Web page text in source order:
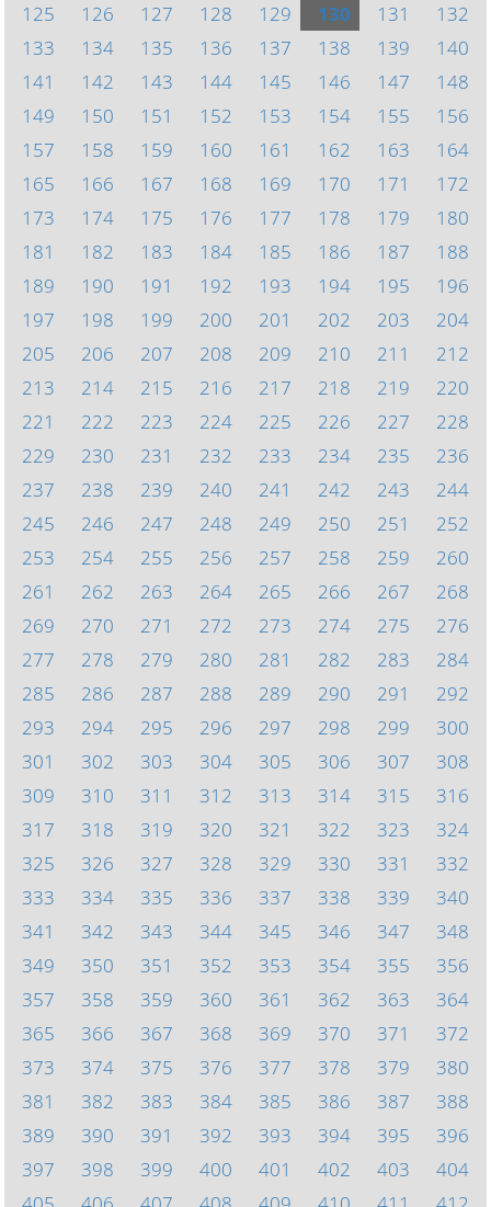
125
126 127 128 129 130 131
132
133
134 135 136 137 138 139
140
141
142 143 144 145 146 147
148
149
150 151 152 153 154 155
156
157
158 159 160 161 162 163
164
165
166 167 168 169 170 171
172
173
174 175 176 177 178 179
180
181
182 183 184 185 186 187
188
189
190 191 192 193 194 195
196
197
198 199 200 201 202 203
204
205
206 207 208 209 210 211
212
213
214 215 216 217 218 219
220
221
222 223 224 225 226 227
228
229
230 231 232 233 234 235
236
237
238 239 240 241 242 243
244
245
246 247 248 249 250 251
252
253
254 255 256 257 258 259
260
261
262 263 264 265 266 267
268
269
270 271 272 273 274 275
276
277
278 279 280 281 282 283
284
285
286 287 288 289 290 291
292
293
294 295 296 297 298 299
300
301
302 303 304 305 306 307
308
309
310 311 312 313 314 315
316
317
318 319 320 321 322 323
324
325
326 327 328 329 330 331
332
333
334 335 336 337 338 339
340
341
342 343 344 345 346 347
348
349
350 351 352 353 354 355
356
357
358 359 360 361 362 363
364
365
366 367 368 369 370 371
372
373
374 375 376 377 378 379
380
381
382 383 384 385 386 387
388
389
390 391 392 393 394 395
396
397
398 399 400 401 402 403
404